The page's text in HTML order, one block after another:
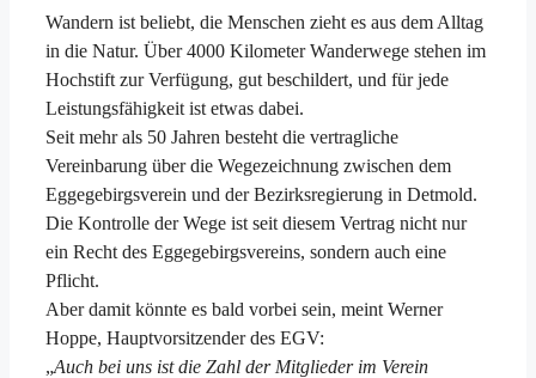
Wandern ist beliebt, die Menschen zieht es aus dem Alltag
in die Natur. Über 4000 Kilometer Wanderwege stehen im
Hochstift zur Verfügung, gut beschildert, und für jede
Leistungsfähigkeit ist etwas dabei.
Seit mehr als 50 Jahren besteht die vertragliche
Vereinbarung über die Wegezeichnung zwischen dem
Eggegebirgsverein und der Bezirksregierung in Detmold.
Die Kontrolle der Wege ist seit diesem Vertrag nicht nur
ein Recht des Eggegebirgsvereins, sondern auch eine
Pflicht.
Aber damit könnte es bald vorbei sein, meint Werner
Hoppe, Hauptvorsitzender des EGV:
„Auch bei uns ist die Zahl der Mitglieder im Verein